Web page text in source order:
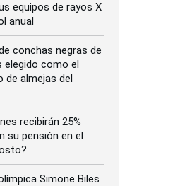
equipos de rayos X
anual
conchas negras de
elegido como el
de almejas del
recibirán 25%
su pensión en el
Simone Biles